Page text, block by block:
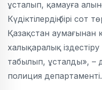
ұсталып, қамауға
Күдіктілердің бірі сот
Қазақстан аумағынан
халықаралық
табылып, ұсталды», –
полиция департаменті.